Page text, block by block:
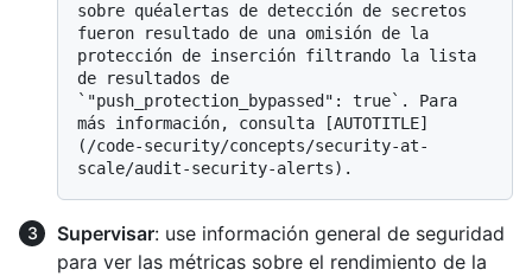
sobre quéalertas de detección de secretos
fueron resultado de una omisión de la
protección de inserción filtrando la lista
de resultados de
`"push_protection_bypassed": true`. Para
más información, consulta [AUTOTITLE]
(/code-security/concepts/security-at-
Supervisar: use información general de seguridad
para ver las métricas sobre el rendimiento de la